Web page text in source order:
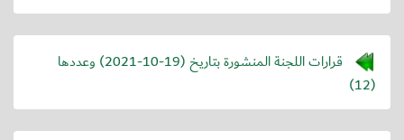
قرارات اللجنة المنشورة بتاريخ (2021-10-19) وعددها
(12)